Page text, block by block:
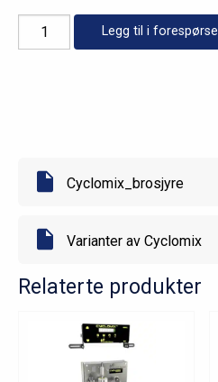
Sames
Kremlin
Legg til i forespørsel
Cyclomix_brosjyre
Varianter av Cyclomix
Relaterte produkter